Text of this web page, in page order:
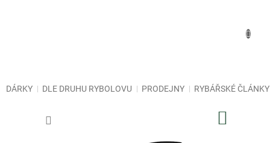
DÁRKY DLE DRUHU RYBOLOVU PRODEJNY RYBÁŘSKÉ ČLÁNKY